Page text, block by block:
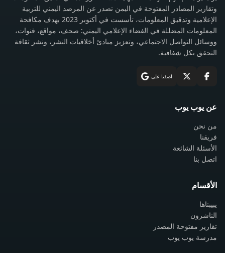
وتقارير المصادر المفتوحة في اليمن تصدر عن المرصد اليمني للتربية
الإعلامية وتدقيق المعلومات، تأسست في أكتوبر 2023 بهدف مكافحة
المعلومات المضللة في الفضاء الإعلامي اليمني: صحف، مواقع، قنوات،
ووسائل التواصل الاجتماعي، وتعزيز مبادئ أخلاقيات النشر، ونشر ثقافة
التحقق بكل شفافية.
اضفنا على
عن يوب يوب
من نحن
فريقنا
الأسئلة الشائعة
اتصل بنا
الأقسام
يبيبناها
الناشرون
تقارير مفتوحة المصدر
مدرسة يوب يوب